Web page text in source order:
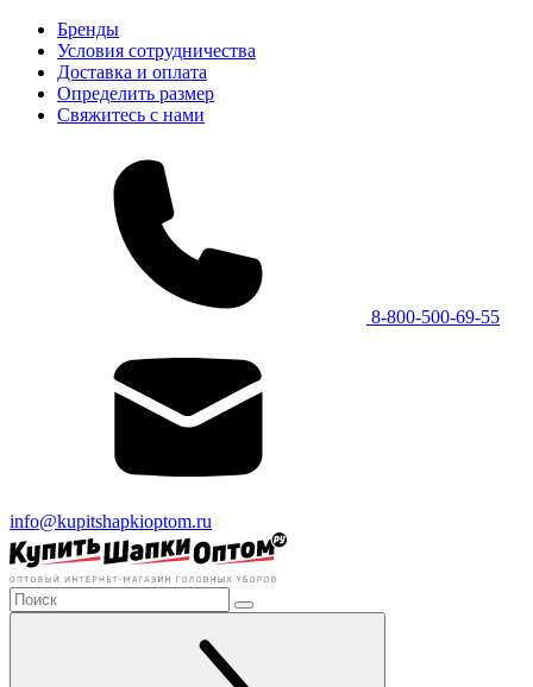
Бренды
Условия сотрудничества
Доставка и оплата
Определить размер
Свяжитесь с нами
8-800-500-69-55
info@kupitshapkioptom.ru